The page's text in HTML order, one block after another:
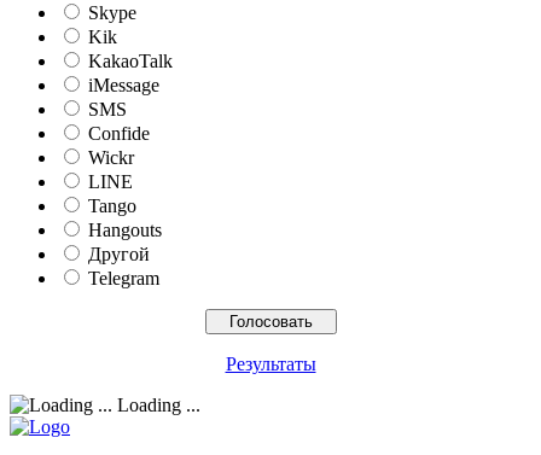
Skype
Kik
KakaoTalk
iMessage
SMS
Confide
Wickr
LINE
Tango
Hangouts
Другой
Telegram
Результаты
Loading ...